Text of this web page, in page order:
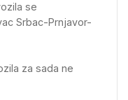
se
Srbac-Prnjavor-
za sada ne